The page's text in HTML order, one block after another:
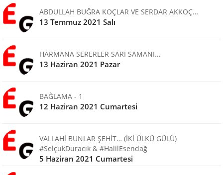
ABDULLAH BUĞRA KOÇLAR VE SERDAR AKKOÇ…
13 Temmuz 2021 Salı
HARMANA SERERLER SARI SAMANI...
13 Haziran 2021 Pazar
BAĞLAMA - 1
12 Haziran 2021 Cumartesi
VALLAHİ BUNLAR ŞEHİT… (İKİ ÜLKÜ GÜLÜ)
#SelçukDuracık & #HalilEsendağ
5 Haziran 2021 Cumartesi